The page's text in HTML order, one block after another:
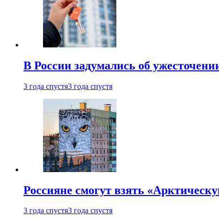
В России задумались об
3 года спустя3 года спустя
Россияне смогут взять
3 года спустя3 года спустя